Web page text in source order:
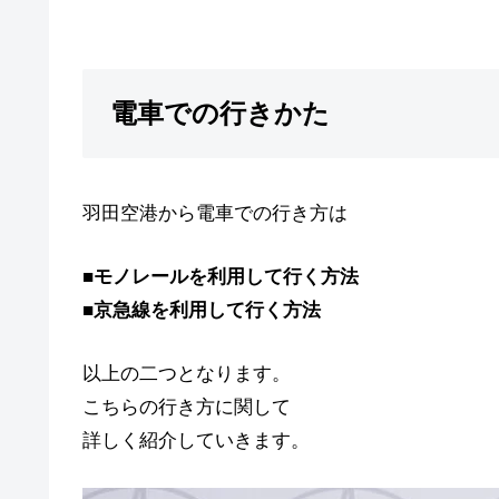
電車での行きかた
羽田空港から電車での行き方は
■モノレールを利用して行く方法
■京急線を利用して行く方法
以上の二つとなります。
こちらの行き方に関して
詳しく紹介していきます。